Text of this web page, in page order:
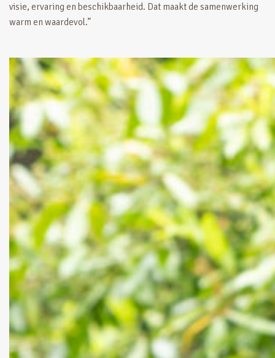
visie, ervaring en beschikbaarheid. Dat maakt de samenwerking
warm en waardevol.”